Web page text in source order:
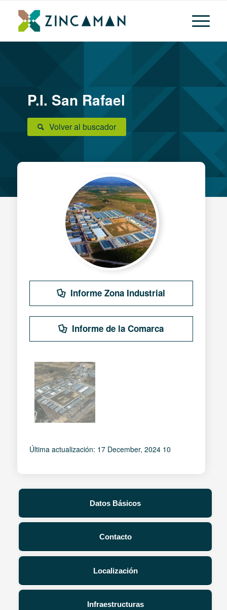
P.I. San Rafael
Volver al buscador
Datos Básicos
Contacto
Localización
Infraestructuras
Informe Zona Industrial
Informe de la Comarca
Última actualización: 17 December, 2024 10